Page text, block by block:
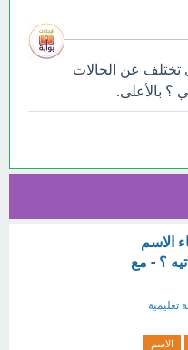
تختلف عن الحالات
؟ بالأعلى.
الاسم
؟ - مع
تعليمية
الاسم